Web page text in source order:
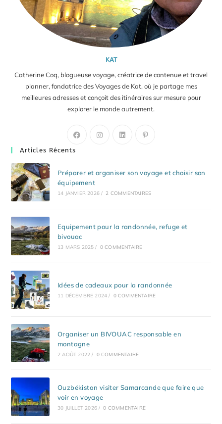
KAT
Catherine Coq, blogueuse voyage, créatrice de contenue et travel
planner, fondatrice des Voyages de Kat, où je partage mes
meilleures adresses et conçoit des itinéraires sur mesure pour
explorer le monde autrement.
S’ouvre
onglet
S’ouvre
S’ouvre
onglet
onglet
Articles Récents
Préparer et organiser son voyage et choisir son
équipement
14 JANVIER 2026 / 2 COMMENTAIRES
Equipement pour la randonnée, refuge et
bivouac
13 MARS 2025 / 0 COMMENTAIRE
Idées de cadeaux pour la randonnée
11 DÉCEMBRE 2024 / 0 COMMENTAIRE
Organiser un BIVOUAC responsable en
montagne
2 AOÛT 2022 / 0 COMMENTAIRE
Ouzbékistan visiter Samarcande que faire que
voir en voyage
30 JUILLET 2026 / 0 COMMENTAIRE